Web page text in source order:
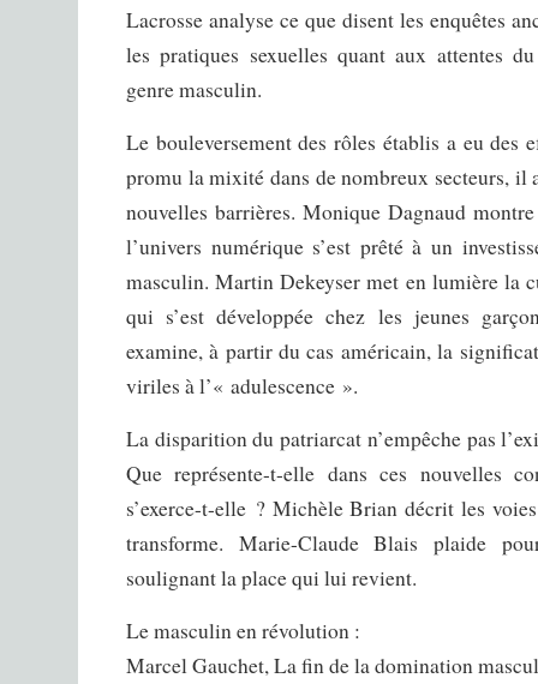
Lacrosse analyse ce que disent les enquêtes
les pratiques sexuelles quant aux attentes
genre masculin.
Le bouleversement des rôles établis a eu des
promu la mixité dans de nombreux secteurs, il
nouvelles barrières. Monique Dagnaud
l’univers numérique s’est prêté à un
masculin. Martin Dekeyser met en lumière la
qui s’est développée chez les jeunes
examine, à partir du cas américain, la
viriles à l’« adulescence ».
La disparition du patriarcat n’empêche pas
Que représente-t-elle dans ces nouvelles
s’exerce-t-elle ? Michèle Brian décrit les
transforme. Marie-Claude Blais plaide
soulignant la place qui lui revient.
Le masculin en révolution :
Marcel Gauchet, La fin de la domination